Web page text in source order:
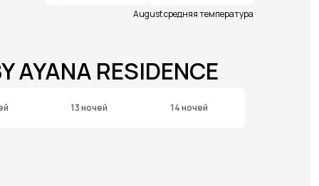
August средняя температура
AYANA RESIDENCE
13 ночей 14 ночей